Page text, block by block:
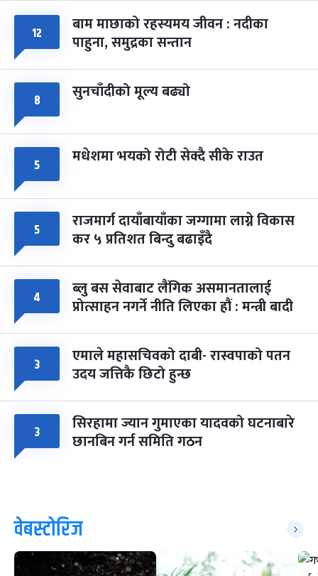
८ फागुपूर्णिमा
चैत्र ८, २०८३-Mar 22, 2027
७ महिना बाँकी
१२ बाम माछाको रहस्यमय जीवन : नदीका
पाहुना, समुद्रका सन्तान
८ सुनचाँदीको मूल्य बढ्यो
५ मधेशमा भयको रोटी सेक्दै सीके राउत
५ राजमार्ग दायाँबायाँका जग्गामा लाग्ने विकास
कर ५ प्रतिशत बिन्दु बढाइँदै
४ ब्लु बस सेवाबाट लैंगिक असमानतालाई
प्रोत्साहन नगर्ने नीति लिएका हौं : मन्त्री बादी
३ एमाले महासचिवको दाबी- रास्वपाको पतन
उदय जत्तिकै छिटो हुन्छ
३ सिरहामा ज्यान गुमाएका यादवको घटनाबारे
छानबिन गर्न समिति गठन
वेबस्टोरिज